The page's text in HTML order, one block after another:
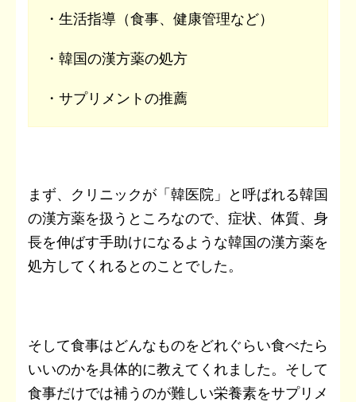
・生活指導（食事、健康管理など）
・韓国の漢方薬の処方
・サプリメントの推薦
まず、クリニックが「韓医院」と呼ばれる韓国
の漢方薬を扱うところなので、症状、体質、身
長を伸ばす手助けになるような韓国の漢方薬を
処方してくれるとのことでした。
そして食事はどんなものをどれぐらい食べたら
いいのかを具体的に教えてくれました。そして
食事だけでは補うのが難しい栄養素をサプリメ